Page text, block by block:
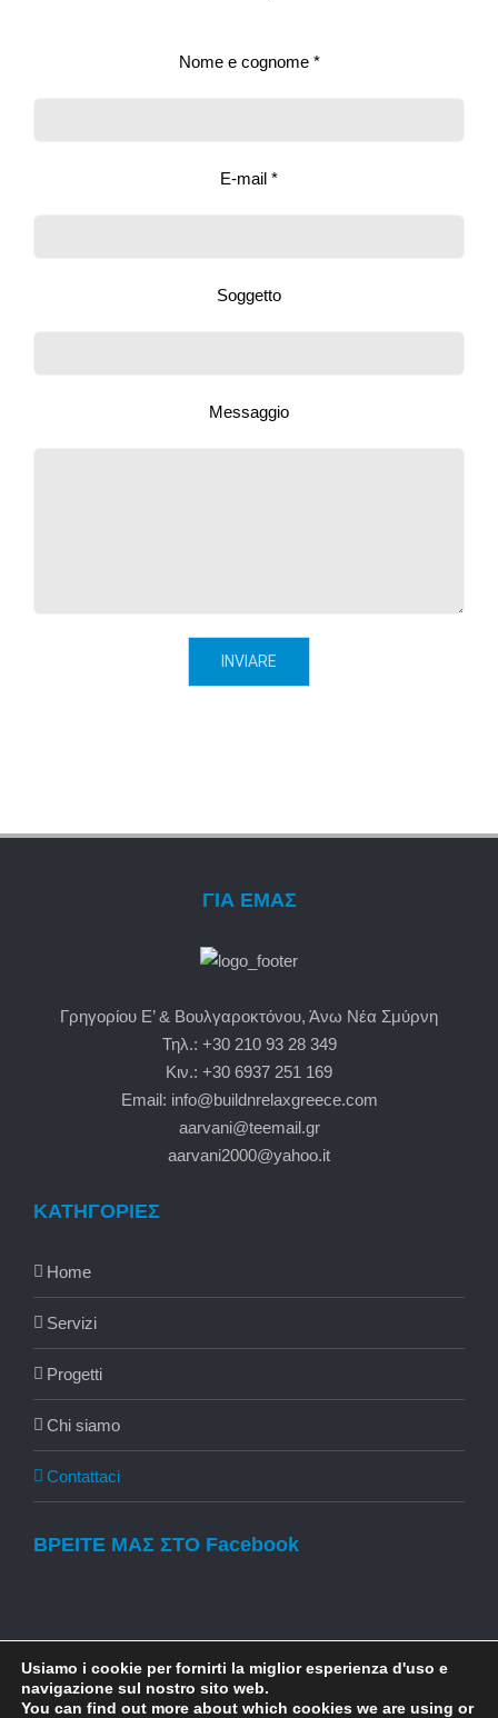
Nome e cognome *
E-mail *
Soggetto
Messaggio
ΓΙΑ ΕΜΑΣ
Γρηγορίου Ε’ & Βουλγαροκτόνου, Άνω Νέα Σμύρνη
Τηλ.: +30 210 93 28 349
Κιν.: +30 6937 251 169
Email: info@buildnrelaxgreece.com
aarvani@teemail.gr
aarvani2000@yahoo.it
ΚΑΤΗΓΟΡΙΕΣ
Home
Servizi
Progetti
Chi siamo
Contattaci
ΒΡΕΙΤΕ ΜΑΣ ΣΤΟ Facebook
© Copyright 2016 -2026 | buildnrelaxgreece.com | All Rights
Usiamo i cookie per fornirti la miglior esperienza d'uso e
navigazione sul nostro sito web.
You can find out more about which cookies we are using or